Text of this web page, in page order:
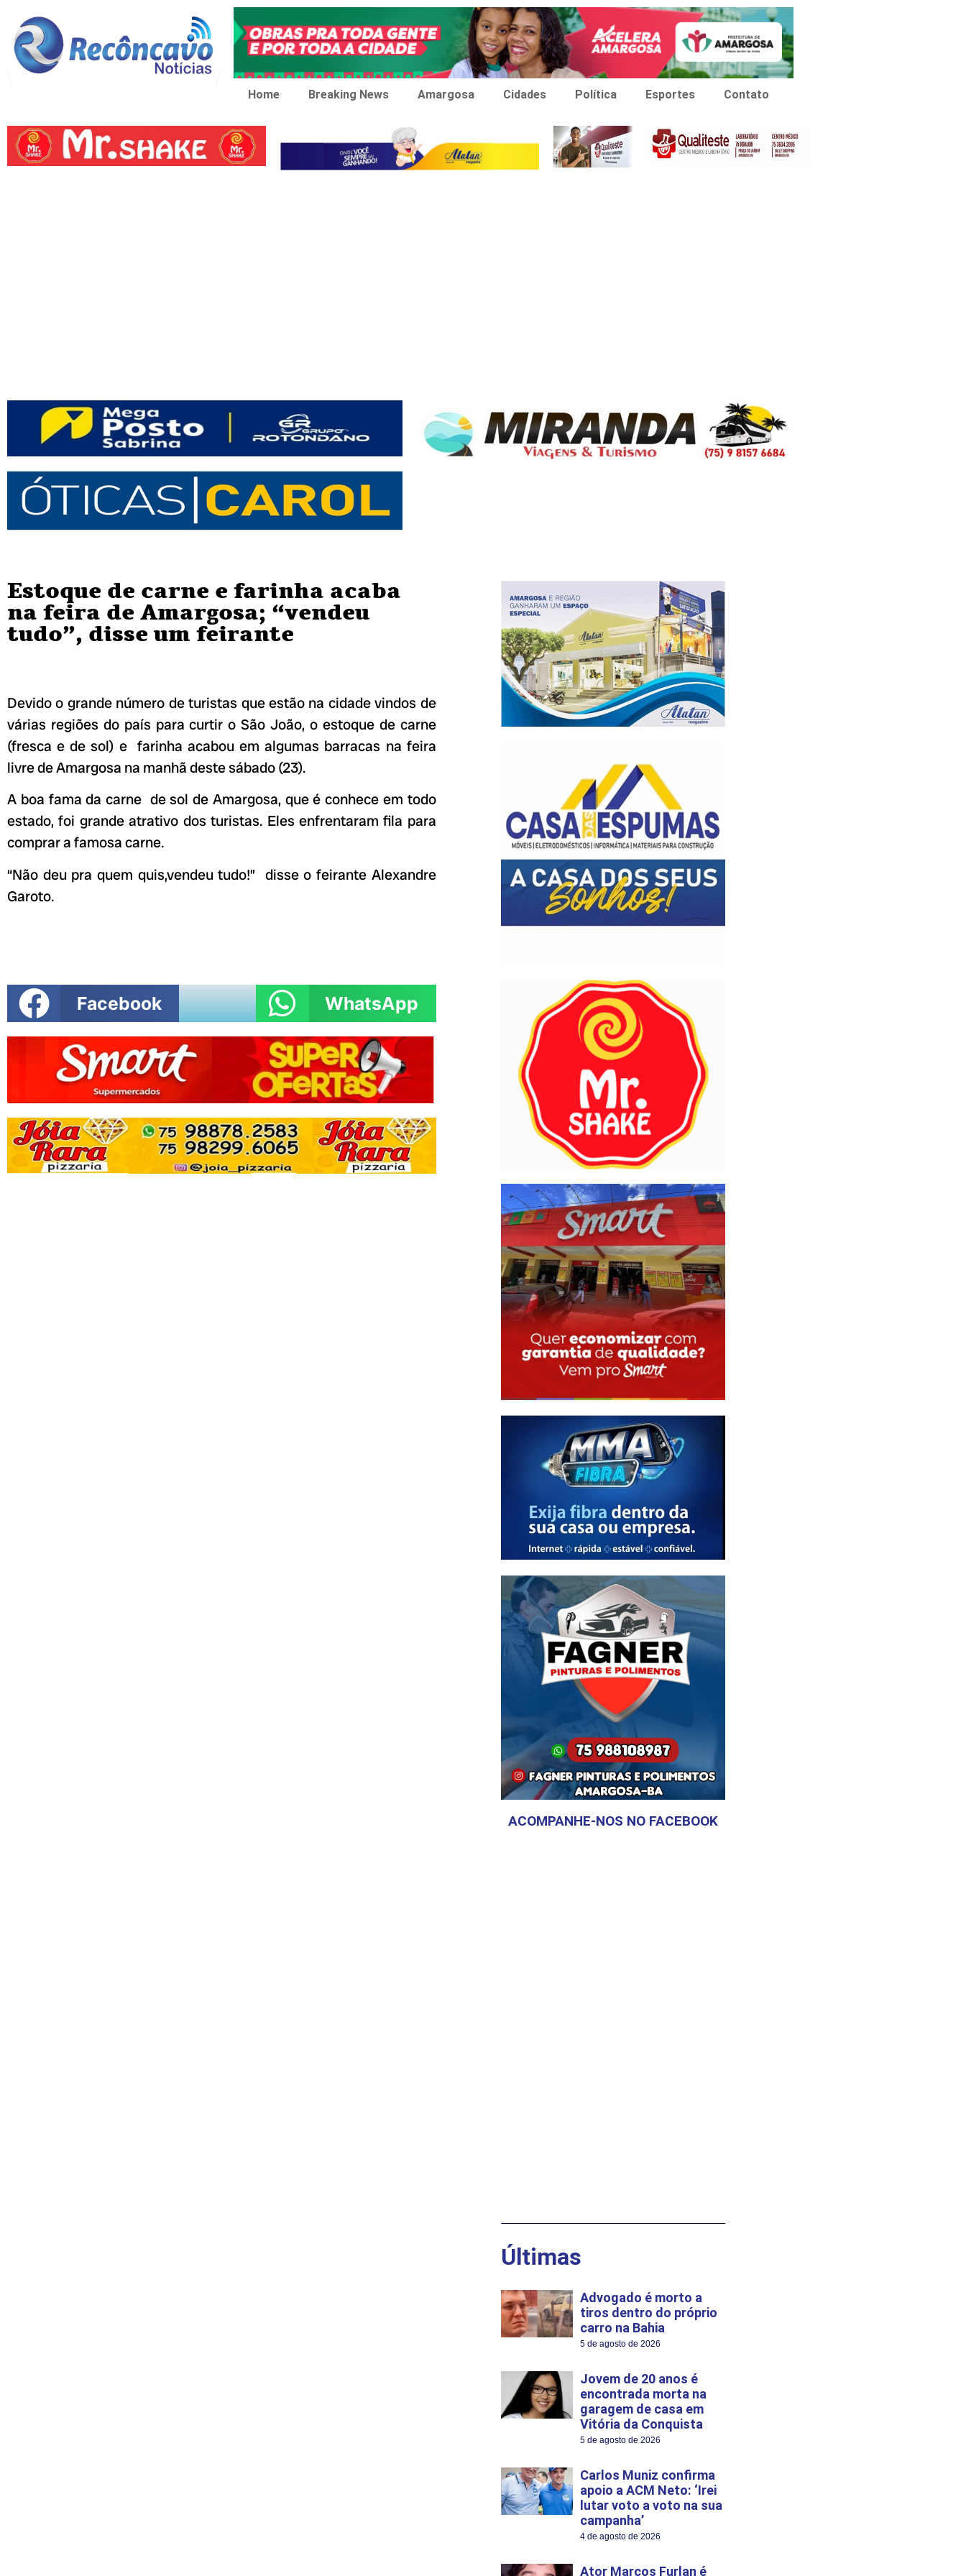
Home Breaking News Amargosa Cidades Política Esportes Contato
Estoque de carne e farinha acaba
na feira de Amargosa; “vendeu
tudo”, disse um feirante
Devido o grande número de turistas que estão na cidade vindos de
várias regiões do país para curtir o São João, o estoque de carne
(fresca e de sol) e farinha acabou em algumas barracas na feira
livre de Amargosa na manhã deste sábado (23).
A boa fama da carne de sol de Amargosa, que é conhece em todo
estado, foi grande atrativo dos turistas. Eles enfrentaram fila para
comprar a famosa carne.
“Não deu pra quem quis,vendeu tudo!” disse o feirante Alexandre
Garoto.
Facebook WhatsApp
ACOMPANHE-NOS NO FACEBOOK
Últimas
Advogado é morto a
tiros dentro do próprio
carro na Bahia
5 de agosto de 2026
Jovem de 20 anos é
encontrada morta na
garagem de casa em
Vitória da Conquista
5 de agosto de 2026
Carlos Muniz confirma
apoio a ACM Neto: ‘Irei
lutar voto a voto na sua
campanha’
4 de agosto de 2026
Ator Marcos Furlan é